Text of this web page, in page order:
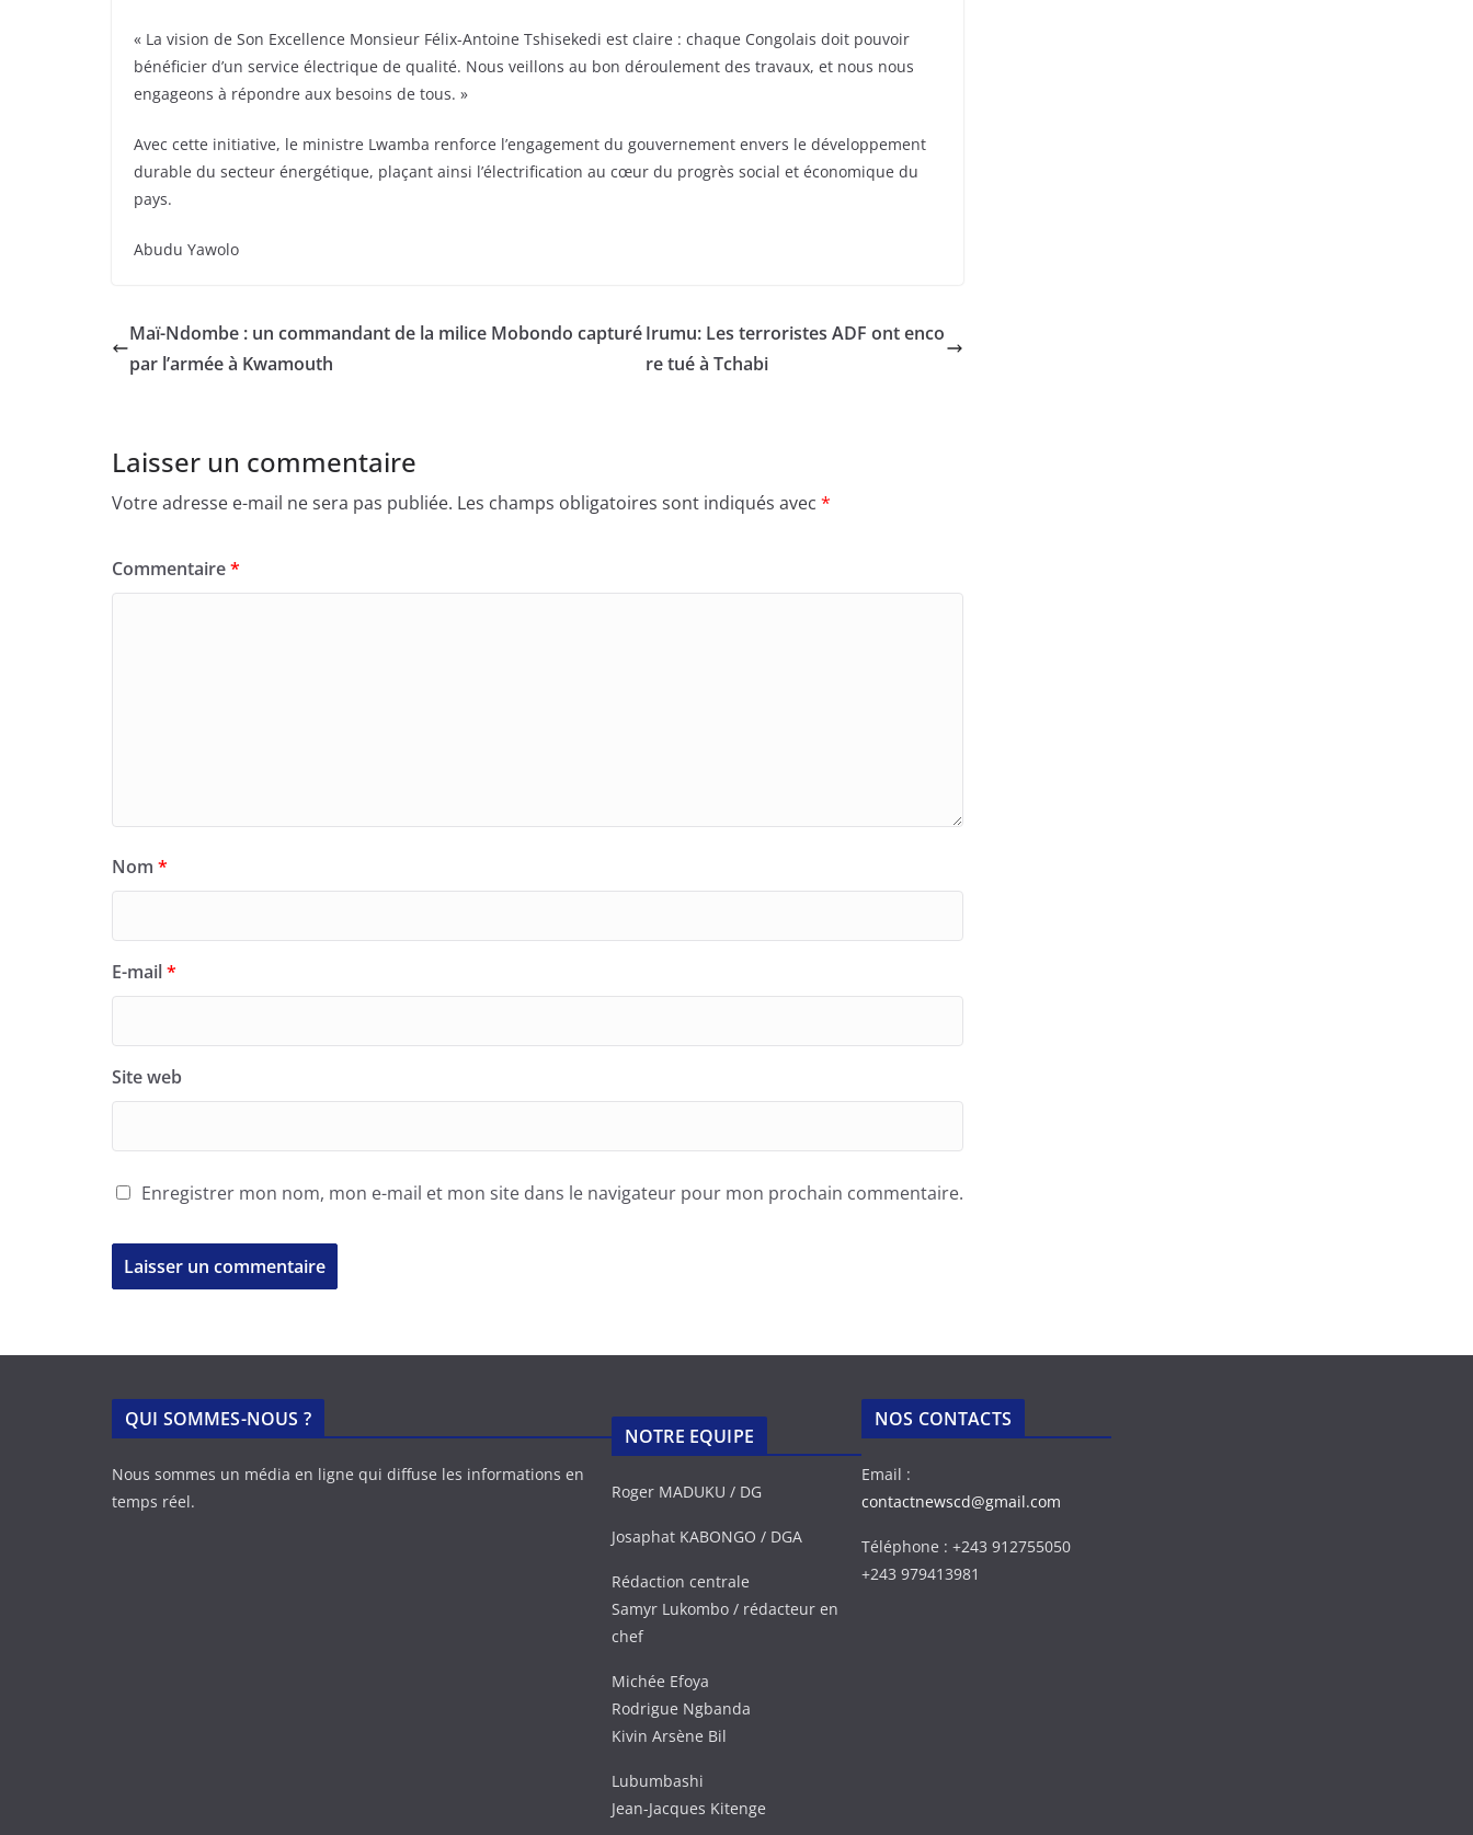
« La vision de Son Excellence Monsieur Félix-Antoine Tshisekedi est claire : chaque Congolais doit pouvoir
bénéficier d’un service électrique de qualité. Nous veillons au bon déroulement des travaux, et nous nous
engageons à répondre aux besoins de tous. »
Avec cette initiative, le ministre Lwamba renforce l’engagement du gouvernement envers le développement
durable du secteur énergétique, plaçant ainsi l’électrification au cœur du progrès social et économique du
pays.
Abudu Yawolo
Maï-Ndombe : un commandant de la milice Mobondo capturé
par l’armée à Kwamouth
Irumu: Les terroristes ADF ont enco
re tué à Tchabi
Laisser un commentaire
Votre adresse e-mail ne sera pas publiée. Les champs obligatoires sont indiqués avec *
Commentaire*
Nom *
E-mail*
Site web
Enregistrer mon nom, mon e-mail et mon site dans le navigateur pour mon prochain commentaire.
QUI SOMMES-NOUS ?
Nous sommes un média en ligne qui diffuse les informations en
temps réel.
NOTRE EQUIPE
Roger MADUKU / DG
Josaphat KABONGO / DGA
Rédaction centrale
Samyr Lukombo / rédacteur en
chef
Michée Efoya
Rodrigue Ngbanda
Kivin Arsène Bil
Lubumbashi
Jean-Jacques Kitenge
NOS CONTACTS
Email :
contactnewscd@gmail.com
Téléphone : +243 912755050
+243 979413981